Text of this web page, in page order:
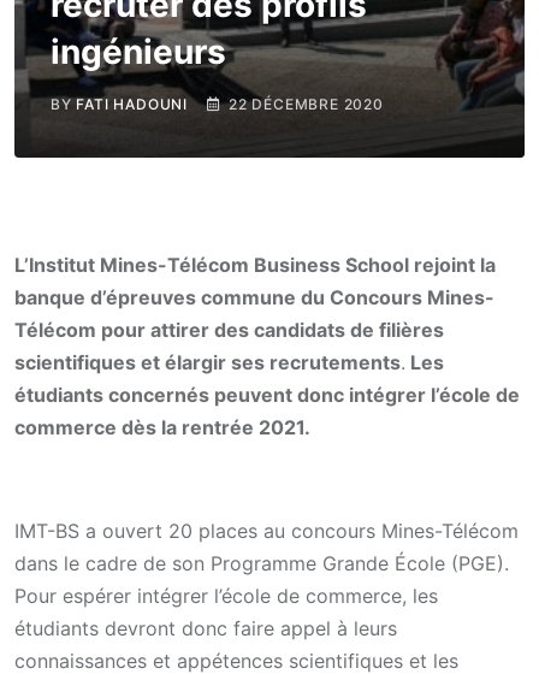
ingénieurs
BY FATI HADOUNI 22 DÉCEMBRE 2020
L’Institut Mines-Télécom Business School rejoint la
banque d’épreuves commune du Concours Mines-
Télécom pour attirer des candidats de filières
scientifiques et élargir ses recrutements. Les
étudiants concernés peuvent donc intégrer l’école de
commerce dès la rentrée 2021.
IMT-BS a ouvert 20 places au concours Mines-Télécom
dans le cadre de son Programme Grande École (PGE).
Pour espérer intégrer l’école de commerce, les
étudiants devront donc faire appel à leurs
connaissances et appétences scientifiques et les